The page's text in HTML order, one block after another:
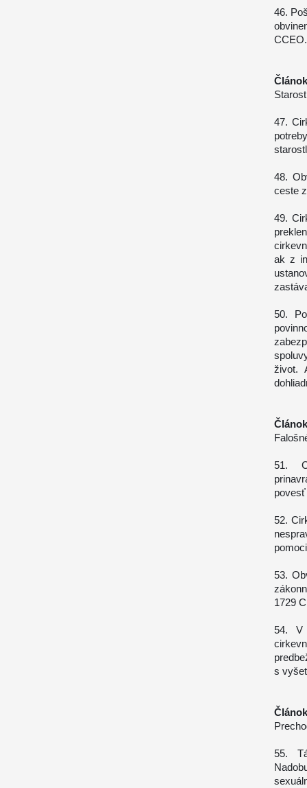
46.
CCEO.
47.
48.
ceste
49.
ak z
50.
život.
51.
52.
53.
1729
54. V
s
55.